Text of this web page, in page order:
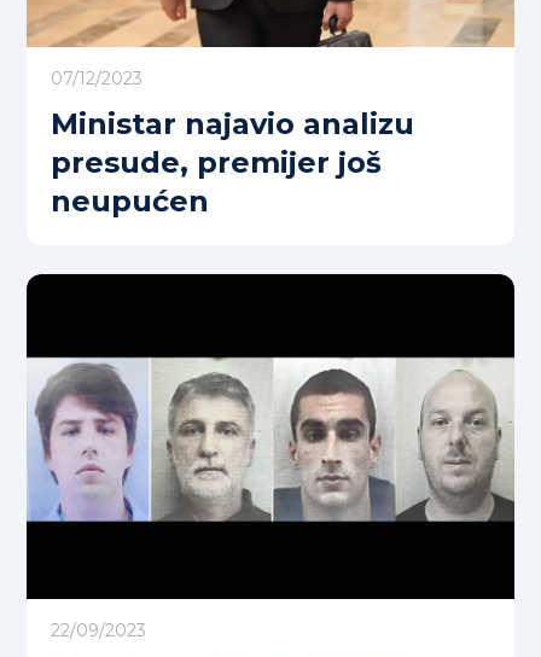
07/12/2023
Ministar najavio analizu
presude, premijer još
neupućen
22/09/2023